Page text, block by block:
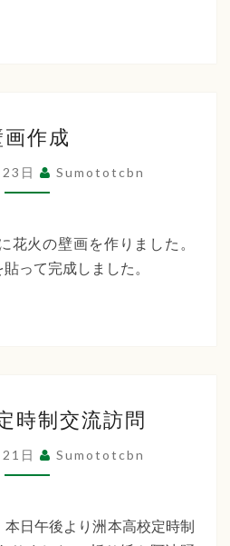
ー
ン
画
作
成
画作成
日 Sumototcbn
花火の壁画を作りました。
って完成しました。
本
高
校
時
時制交流訪問
日 Sumototcbn
本日午後より洲本高校定時制